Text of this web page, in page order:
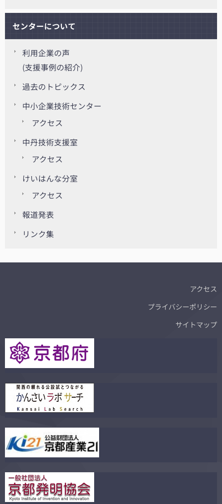
センターについて
利用企業の声
(支援事例の紹介)
過去のトピックス
中小企業技術センター
アクセス
中丹技術支援室
アクセス
けいはんな分室
アクセス
報道発表
リンク集
アクセス
プライバシーポリシー
サイトマップ